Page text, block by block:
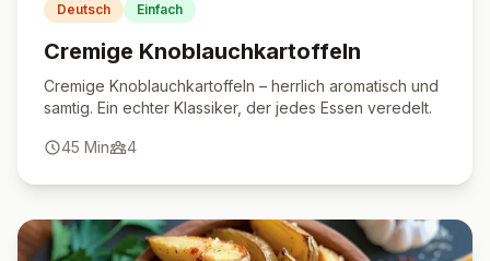
Deutsch Einfach
Cremige Knoblauchkartoffeln
Cremige Knoblauchkartoffeln – herrlich aromatisch und
samtig. Ein echter Klassiker, der jedes Essen veredelt.
45 Min 4